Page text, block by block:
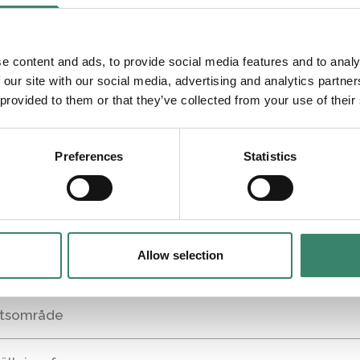
content and ads, to provide social media features and to
site with our social media, advertising and analytics
to them or that they’ve collected from your use of
Preferences Statistics
Allow selection
Efternamn